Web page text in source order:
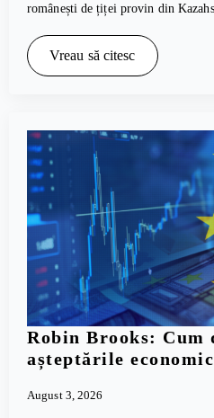
românești de țiței provin din
Vreau să citesc
Robin Brooks: Cum
așteptările
August 3, 2026